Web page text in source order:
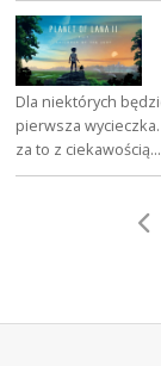
Dla niektórych
pierwsza
za to z ciekawością…